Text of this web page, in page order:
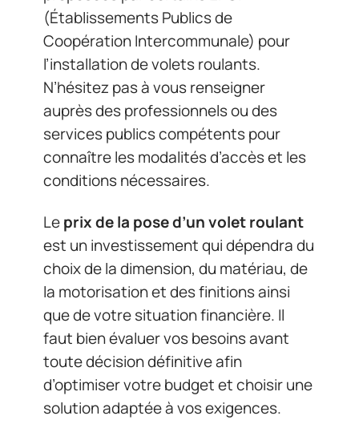
(Établissements Publics de
Coopération Intercommunale) pour
l’installation de volets roulants.
N’hésitez pas à vous renseigner
auprès des professionnels ou des
services publics compétents pour
connaître les modalités d’accès et les
conditions nécessaires.
Leprix de la pose d’un volet roulant
est un investissement qui dépendra du
choix de la dimension, du matériau, de
la motorisation et des finitions ainsi
que de votre situation financière. Il
faut bien évaluer vos besoins avant
toute décision définitive afin
d’optimiser votre budget et choisir une
solution adaptée à vos exigences.